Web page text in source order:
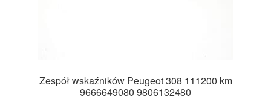
Zespół wskaźników Peugeot 308 111200 km
9666649080 9806132480